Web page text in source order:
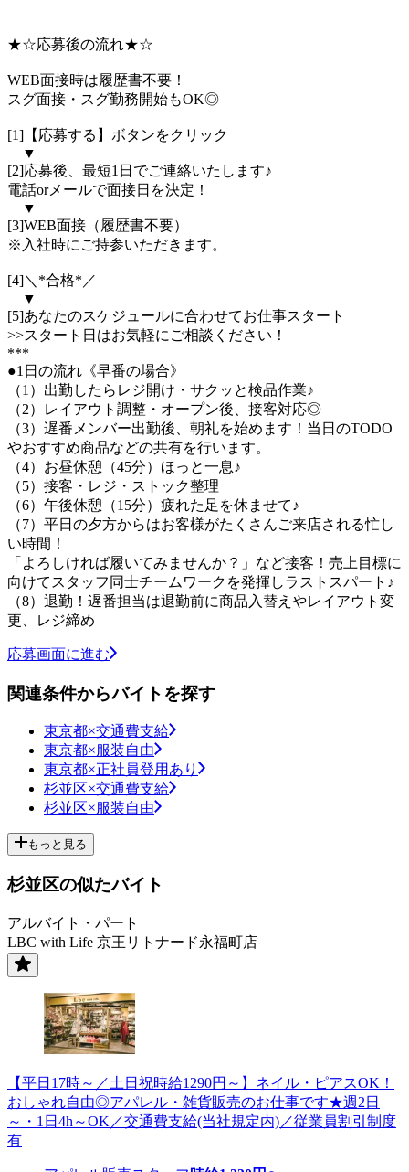
★☆応募後の流れ★☆
WEB面接時は履歴書不要！
スグ面接・スグ勤務開始もOK◎
[1]【応募する】ボタンをクリック
▼
[2]応募後、最短1日でご連絡いたします♪
電話orメールで面接日を決定！
▼
[3]WEB面接（履歴書不要）
※入社時にご持参いただきます。
[4]＼*合格*／
▼
[5]あなたのスケジュールに合わせてお仕事スタート
>>スタート日はお気軽にご相談ください！
***
●1日の流れ《早番の場合》
（1）出勤したらレジ開け・サクッと検品作業♪
（2）レイアウト調整・オープン後、接客対応◎
（3）遅番メンバー出勤後、朝礼を始めます！当日のTODO
やおすすめ商品などの共有を行います。
（4）お昼休憩（45分）ほっと一息♪
（5）接客・レジ・ストック整理
（6）午後休憩（15分）疲れた足を休ませて♪
（7）平日の夕方からはお客様がたくさんご来店される忙し
い時間！
「よろしければ履いてみませんか？」など接客！売上目標に
向けてスタッフ同士チームワークを発揮しラストスパート♪
（8）退勤！遅番担当は退勤前に商品入替えやレイアウト変
更、レジ締め
応募画面に進む
関連条件からバイトを探す
東京都×交通費支給
東京都×服装自由
東京都×正社員登用あり
杉並区×交通費支給
杉並区×服装自由
もっと見る
杉並区の似たバイト
アルバイト・パート
LBC with Life 京王リトナード永福町店
【平日17時～／土日祝時給1290円～】ネイル・ピアスOK！
おしゃれ自由◎アパレル・雑貨販売のお仕事です★週2日
～・1日4h～OK／交通費支給(当社規定内)／従業員割引制度
有